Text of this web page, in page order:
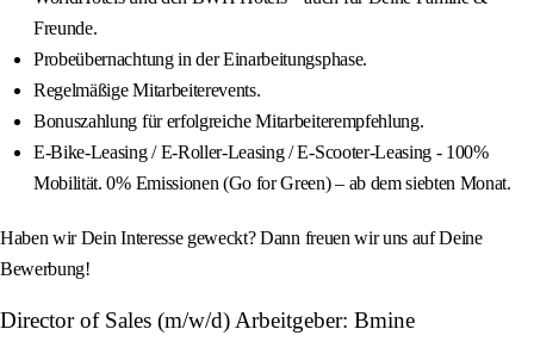
Freunde.
Probeübernachtung in der Einarbeitungsphase.
Regelmäßige Mitarbeiterevents.
Bonuszahlung für erfolgreiche Mitarbeiterempfehlung.
E-Bike-Leasing / E-Roller-Leasing / E-Scooter-Leasing - 100%
Mobilität. 0% Emissionen (Go for Green) – ab dem siebten Monat.
Haben wir Dein Interesse geweckt? Dann freuen wir uns auf Deine
Bewerbung!
Director of Sales (m/w/d) Arbeitgeber: Bmine